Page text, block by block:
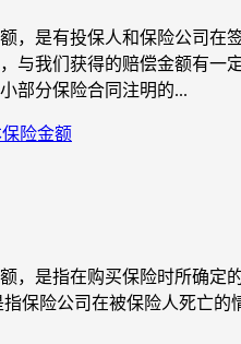
，是有投保人和保险公司
与我们获得的赔偿金额有
部分保险合同注明的...
险金额
，是指在购买保险时所确
保险公司在被保险人死亡